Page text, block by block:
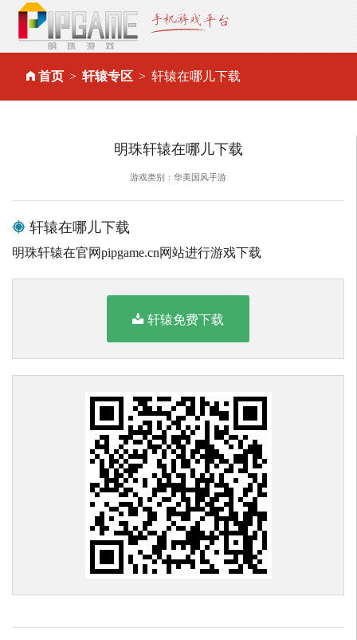
首页 轩辕专区 轩辕在哪儿下载
明珠轩辕在哪儿下载
游戏类别：华美国风手游
轩辕在哪儿下载
明珠轩辕在官网pipgame.cn网站进行游戏下载
轩辕免费下载